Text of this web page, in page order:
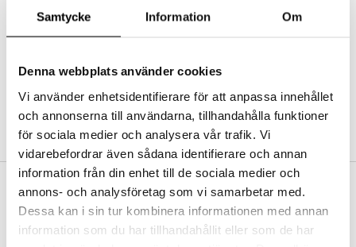
Samtycke Information Om
Denna webbplats använder cookies
Vi använder enhetsidentifierare för att anpassa innehållet
och annonserna till användarna, tillhandahålla funktioner
för sociala medier och analysera vår trafik. Vi
vidarebefordrar även sådana identifierare och annan
information från din enhet till de sociala medier och
annons- och analysföretag som vi samarbetar med.
Dessa kan i sin tur kombinera informationen med annan
information som du har tillhandahållit eller som de har
Abonnemang
Bevaka produkter
Recensera produkter
SKAPA KUND
VAD KOSTAR FRAKTEN?
Vi erbjuder fri frakt från 350 kr. Vår gräns för fraktfri leverans bestäms
utifån vilken avdelning du handlar från. Läs mer här »